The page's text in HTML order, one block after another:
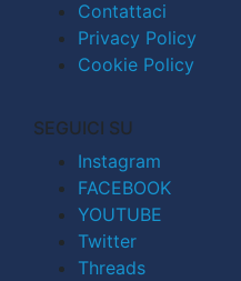
Contattaci
Privacy Policy
Cookie Policy
SEGUICI SU
Instagram
FACEBOOK
YOUTUBE
Twitter
Threads